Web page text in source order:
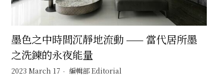
墨色之中時間沉靜地流動 —— 當代居所墨
之洗鍊的永夜能量
2023 March 17 編輯部 Editorial